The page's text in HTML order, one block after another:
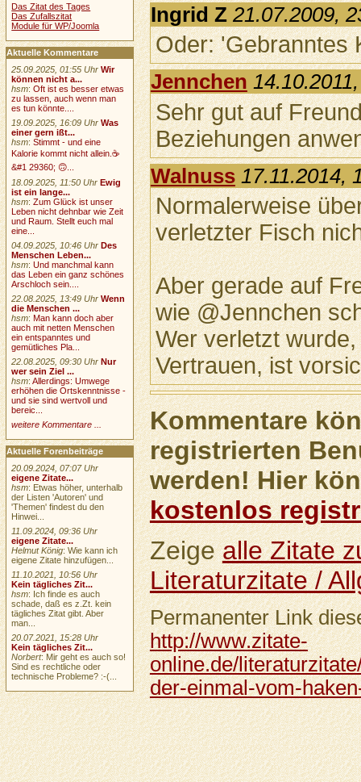
Ingrid Z 21.07.2009,
Oder: 'Gebranntes
Jennchen
Sehr gut auf
Beziehungen
Walnuss 17.11.2014,
Normalerweise
verletzter Fisch
Aber gerade auf
wie @Jennchen
Wer verletzt
Vertrauen, ist
Kommentare
registrierten
werden! Hier
kostenlos
Zeigealle Zitate
Literaturzitate /
Permanenter Link
http://www.zitate-
online.de/
der-einmal-vom-
Das Zitat des Tages
Das Zufallszitat
Module für WP/Joomla
Aktuelle Kommentare
25.09.2025, 01:55 Uhr Wir
können nicht a...
hsm:Oft ist es besser etwas
zu lassen, auch wenn man
es tun könnte....
19.09.2025, 16:09 Uhr Was
einer gern ißt...
hsm:Stimmt - und eine
Kalorie kommt nicht allein.☕
&#1 29360; 🙃...
18.09.2025, 11:50 Uhr Ewig
ist ein lange...
hsm:Zum Glück ist unser
Leben nicht dehnbar wie Zeit
und Raum. Stellt euch mal
eine...
04.09.2025, 10:46 Uhr Des
Menschen Leben...
hsm:Und manchmal kann
das Leben ein ganz schönes
Arschloch sein....
22.08.2025, 13:49 Uhr Wenn
die Menschen ...
hsm:Man kann doch aber
auch mit netten Menschen
ein entspanntes und
gemütliches Pla...
22.08.2025, 09:30 Uhr Nur
wer sein Ziel ...
hsm:Allerdings: Umwege
erhöhen die Ortskenntnisse -
und sie sind wertvoll und
bereic...
weitere Kommentare ...
Aktuelle Forenbeiträge
20.09.2024, 07:07 Uhr
eigene Zitate...
hsm: Etwas höher, unterhalb
der Listen 'Autoren' und
'Themen' findest du den
Hinwei...
11.09.2024, 09:36 Uhr
eigene Zitate...
Helmut König: Wie kann ich
eigene Zitate hinzufügen...
11.10.2021, 10:56 Uhr
Kein tägliches Zit...
hsm: Ich finde es auch
schade, daß es z.Zt. kein
tägliches Zitat gibt. Aber
man...
20.07.2021, 15:28 Uhr
Kein tägliches Zit...
Norbert: Mir geht es auch so!
Sind es rechtliche oder
technische Probleme? :-(...